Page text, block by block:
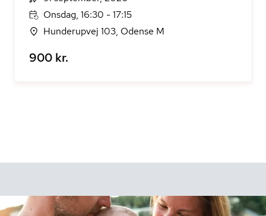
Onsdag, 16:30 - 17:15
Hunderupvej 103, Odense M
900 kr.